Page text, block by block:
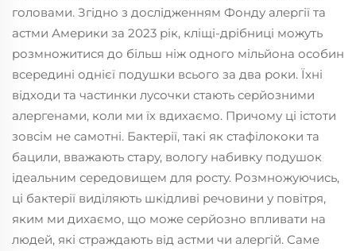
головами. Згідно з дослідженням Фонду алергії та
астми Америки за 2023 рік, кліщі-дрібниці можуть
розмножитися до більш ніж одного мільйона особин
всередині однієї подушки всього за два роки. Їхні
відходи та частинки лусочки стають серйозними
алергенами, коли ми їх вдихаємо. Причому ці істоти
зовсім не самотні. Бактерії, такі як стафілококи та
бацили, вважають стару, вологу набивку подушок
ідеальним середовищем для росту. Розмножуючись,
ці бактерії виділяють шкідливі речовини у повітря,
яким ми дихаємо, що може серйозно впливати на
людей, які страждають від астми чи алергій. Саме